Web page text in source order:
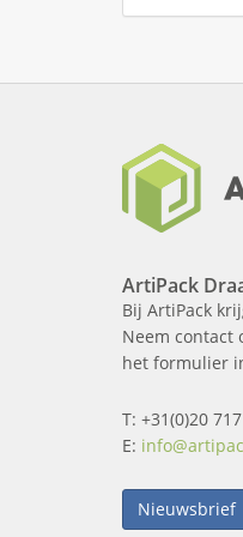
ArtiPack
Bij ArtiPack
Neem contact
het formulier
T: +31(0)20
E:
Nieuwsbrief